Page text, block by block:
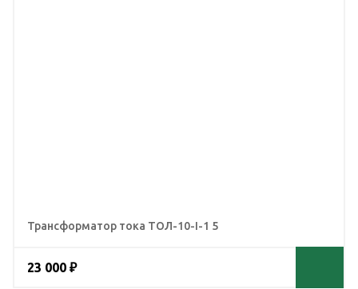
Трансформатор тока ТОЛ-10-I-1 5
23 000 ₽